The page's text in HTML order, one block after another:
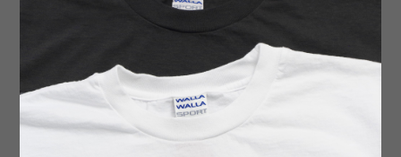
【MOONSHINE LEATHER ム
n USA Del Rio Buckle Wes...
ィー】CLOSE OUT BEATLES
S/S Tee LOGO 廃番品 ビー...